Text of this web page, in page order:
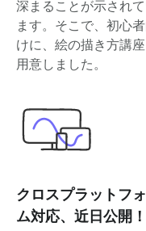
深まることが示され
ます。そこで、初心
けに、絵の描き方講
用意しました。
クロスプラットフ
ム対応、近日公開！